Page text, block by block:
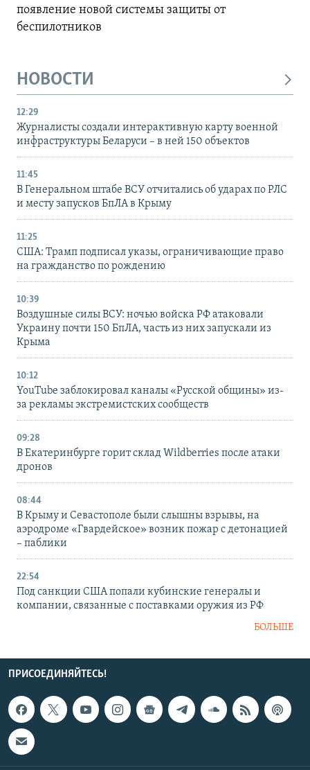
появление новой системы защиты от
беспилотников
НОВОСТИ
12:29
Журналисты создали интерактивную карту военной
инфраструктуры Беларуси – в ней 150 объектов
11:45
В Генеральном штабе ВСУ отчитались об ударах по РЛС
и месту запусков БпЛА в Крыму
11:25
США: Трамп подписал указы, ограничивающие право
на гражданство по рождению
10:39
Воздушные силы ВСУ: ночью войска РФ атаковали
Украину почти 150 БпЛА, часть из них запускали из
Крыма
10:12
YouTube заблокировал каналы «Русской общины» из-
за рекламы экстремистских сообществ
09:28
В Екатеринбурге горит склад Wildberries после атаки
дронов
08:44
В Крыму и Севастополе были слышны взрывы, на
аэродроме «Гвардейское» возник пожар с детонацией
– паблики
22:54
Под санкции США попали кубинские генералы и
компании, связанные с поставками оружия из РФ
БОЛЬШЕ
ПРИСОЕДИНЯЙТЕСЬ!